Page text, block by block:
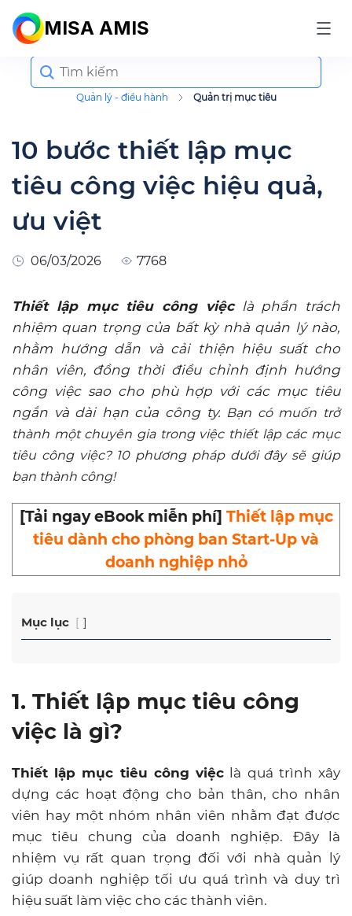
MISA AMIS
Quản lý - điều hành Quản trị mục tiêu
Search
for:
10 bước thiết lập mục
tiêu công việc hiệu quả,
ưu việt
06/03/2026 7768
Thiết lập mục tiêu công việclà phần trách
nhiệm quan trọng của bất kỳ nhà quản lý nào,
nhằm hướng dẫn và cải thiện hiệu suất cho
nhân viên, đồng thời điều chỉnh định hướng
công việc sao cho phù hợp với các mục tiêu
ngắn và dài hạn của công ty. Bạn có muốn trở
thành một chuyên gia trong việc thiết lập các mục
tiêu công việc? 10 phương pháp dưới đây sẽ giúp
bạn thành công!
[Tải ngay eBook miễn phí] Thiết lập mục
tiêu dành cho phòng ban Start-Up và
doanh nghiệp nhỏ
Mục lục
1. Thiết lập mục tiêu công
việc là gì?
Thiết lập mục tiêu công việc là quá trình xây
dựng các hoạt động cho bản thân, cho nhân
viên hay một nhóm nhân viên nhằm đạt được
mục tiêu chung của doanh nghiệp. Đây là
nhiệm vụ rất quan trọng đối với nhà quản lý
giúp doanh nghiệp tối ưu quá trình và duy trì
hiệu suất làm việc cho các thành viên.